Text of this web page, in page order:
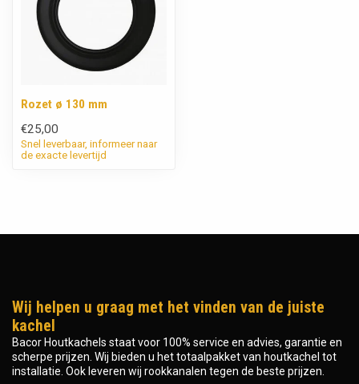
Rozet ø 130 mm
€25,00
Snel leverbaar, informeer naar
de exacte levertijd
Wij helpen u graag met het vinden van de juiste
kachel
Bacor Houtkachels staat voor 100% service en advies, garantie en
scherpe prijzen. Wij bieden u het totaalpakket van houtkachel tot
installatie. Ook leveren wij rookkanalen tegen de beste prijzen.